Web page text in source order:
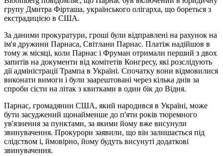
групу Дмитра Фірташа, українського олігарха, що бореться з
екстрадицією в США.
За даними прокуратури, гроші були відправлені на рахунок на
ім'я дружини Парнаса, Світлани Парнас. Платіж надійшов в
тому ж місяці, коли Парнас і Фруман отримали перший з двох
запитів на документи від комітетів Конгресу, які розслідують
дії адміністрації Трампа в Україні. Спочатку вони відмовилися
виконати вимоги і були заарештовані через кілька днів за
спроби сісти на літак з квитками в один бік до Відня.
Парнас, громадянин США, який народився в Україні, може
бути засуджений щонайменше до п'яти років тюремного
ув'язнення за пунктами, за якими йому вже висунули
звинувачення. Прокурори заявили, що він залишається під
слідством і, ймовірно, йому будуть висунуті додаткові
звинувачення.